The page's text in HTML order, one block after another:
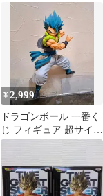
¥2,999
ドラゴンボール 一番く
じ フィギュア 超サイヤ
人 ゴジータ C賞 オムニ